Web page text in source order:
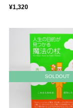
¥1,320
SOLDOUT